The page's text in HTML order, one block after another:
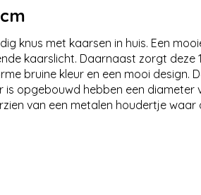
knus met kaarsen in huis. Een
kaarslicht. Daarnaast zorgt
bruine kleur en een mooi
opgebouwd hebben een diameter
van een metalen houdertje